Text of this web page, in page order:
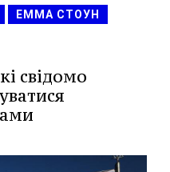
ЕММА СТОУН
свідомо